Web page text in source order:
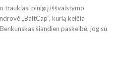
traukiasi pinigų iššvaistymo
„BaltCap“, kurią keičia
šiandien paskelbė, jog su